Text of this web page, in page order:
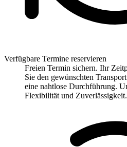
Verfügbare Termine reservieren
Freien Termin sichern. Ihr
Sie den gewünschten
eine nahtlose Durchführung.
Flexibilität und Zuverlässigkeit.